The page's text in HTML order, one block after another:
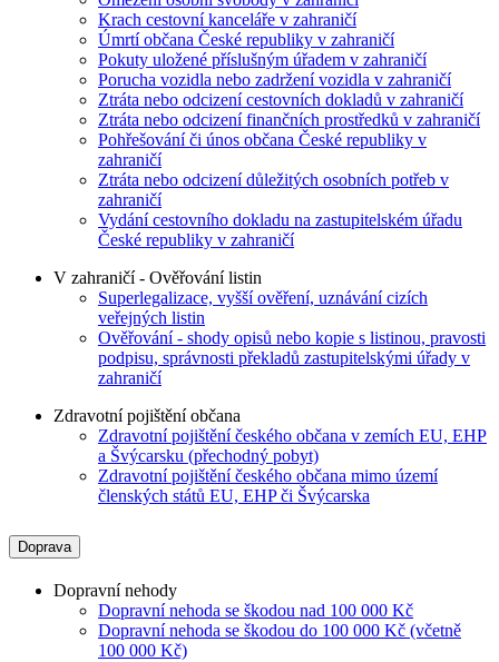
Krach cestovní kanceláře v zahraničí
Úmrtí občana České republiky v zahraničí
Pokuty uložené příslušným úřadem v zahraničí
Porucha vozidla nebo zadržení vozidla v zahraničí
Ztráta nebo odcizení cestovních dokladů v zahraničí
Ztráta nebo odcizení finančních prostředků v zahraničí
Pohřešování či únos občana České republiky v
zahraničí
Ztráta nebo odcizení důležitých osobních potřeb v
zahraničí
Vydání cestovního dokladu na zastupitelském úřadu
České republiky v zahraničí
V zahraničí - Ověřování listin
Superlegalizace, vyšší ověření, uznávání cizích
veřejných listin
Ověřování - shody opisů nebo kopie s listinou, pravosti
podpisu, správnosti překladů zastupitelskými úřady v
zahraničí
Zdravotní pojištění občana
Zdravotní pojištění českého občana v zemích EU, EHP
a Švýcarsku (přechodný pobyt)
Zdravotní pojištění českého občana mimo území
členských států EU, EHP či Švýcarska
Doprava
Dopravní nehody
Dopravní nehoda se škodou nad 100 000 Kč
Dopravní nehoda se škodou do 100 000 Kč (včetně
100 000 Kč)